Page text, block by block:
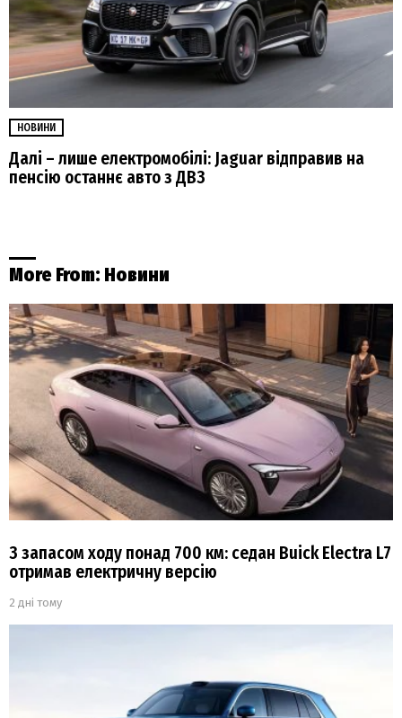
НОВИНИ
Далі – лише електромобілі: Jaguar відправив на
пенсію останнє авто з ДВЗ
More From: Новини
З запасом ходу понад 700 км: седан Buick Electra L7
отримав електричну версію
2 дні тому